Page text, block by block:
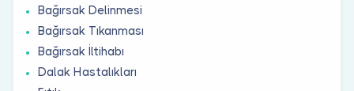
Bağırsak Delinmesi
Bağırsak Tıkanması
Bağırsak İltihabı
Dalak Hastalıkları